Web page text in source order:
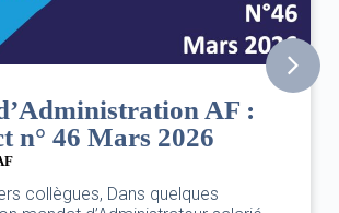
AF :
n° 46 Mars 2026
collègues, Dans quelques